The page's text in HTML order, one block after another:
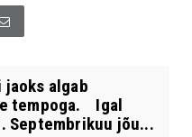
jaoks algab
tempoga. Igal
Septembrikuu jõu...